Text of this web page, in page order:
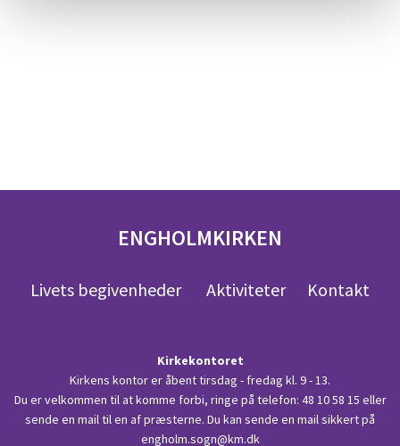
ENGHOLMKIRKEN
Livets begivenheder Aktiviteter Kontakt
Kirkekontoret
Kirkens kontor er åbent tirsdag - fredag kl. 9 - 13.
Du er velkommen til at komme forbi, ringe på telefon: 48 10 58 15 eller
sende en mail til en af præsterne. Du kan sende en mail sikkert på
engholm.sogn@km.dk